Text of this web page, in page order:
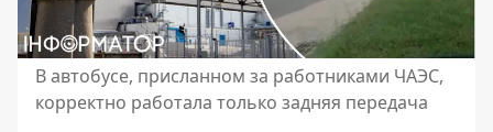
В автобусе, присланном за работниками ЧАЭС,
корректно работала только задняя передача